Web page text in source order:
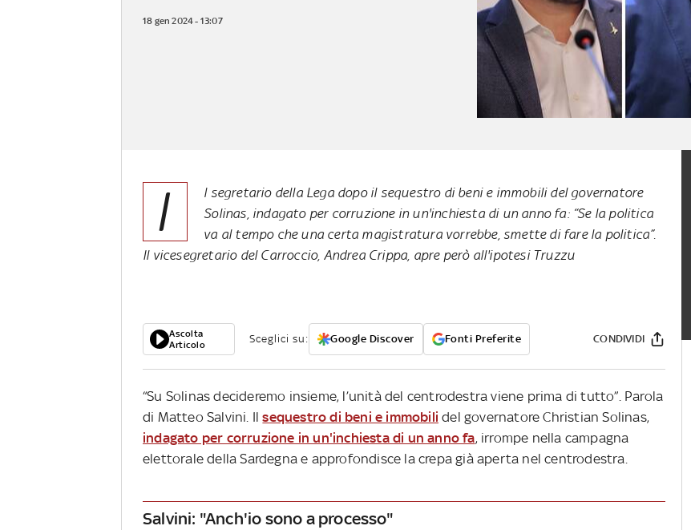
18 gen 2024 - 13:07
I
l segretario della Lega dopo il sequestro di beni e immobili del governatore
Solinas, indagato per corruzione in un'inchiesta di un anno fa: “Se la politica
va al tempo che una certa magistratura vorrebbe, smette di fare la politica”.
Il vicesegretario del Carroccio, Andrea Crippa, apre però all'ipotesi Truzzu
Ascolta
Articolo
Sceglici su: Google Discover Fonti Preferite CONDIVIDI
“Su Solinas decideremo insieme, l’unità del centrodestra viene prima di tutto”. Parola
di Matteo Salvini. Ilsequestro di beni e immobili del governatore Christian Solinas,
indagato per corruzione in un'inchiesta di un anno fa, irrompe nella campagna
elettorale della Sardegna e approfondisce la crepa già aperta nel centrodestra.
Salvini: "Anch'io sono a processo"